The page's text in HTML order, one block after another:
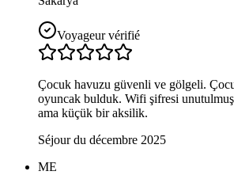
Voyageur vérifié
Çocuk havuzu güvenli ve gölgeli.
oyuncak bulduk. Wifi şifresi
ama küçük bir aksilik.
Séjour du décembre 2025
ME